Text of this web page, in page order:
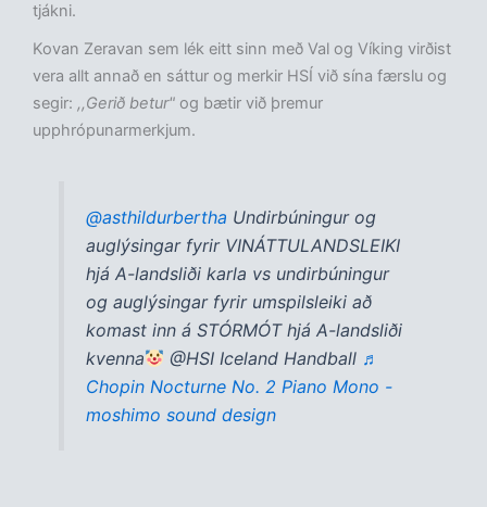
tjákni.
Kovan Zeravan sem lék eitt sinn með Val og Víking virðist
vera allt annað en sáttur og merkir HSÍ við sína færslu og
segir: ,,Gerið betur" og bætir við þremur
upphrópunarmerkjum.
@asthildurbertha Undirbúningur og
auglýsingar fyrir VINÁTTULANDSLEIKI
hjá A-landsliði karla vs undirbúningur
og auglýsingar fyrir umspilsleiki að
komast inn á STÓRMÓT hjá A-landsliði
kvenna
@HSI Iceland Handball ♬
Chopin Nocturne No. 2 Piano Mono -
moshimo sound design